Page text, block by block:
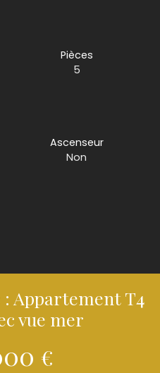
Pièces
5
Ascenseur
Non
: Appartement T4
vue mer
€